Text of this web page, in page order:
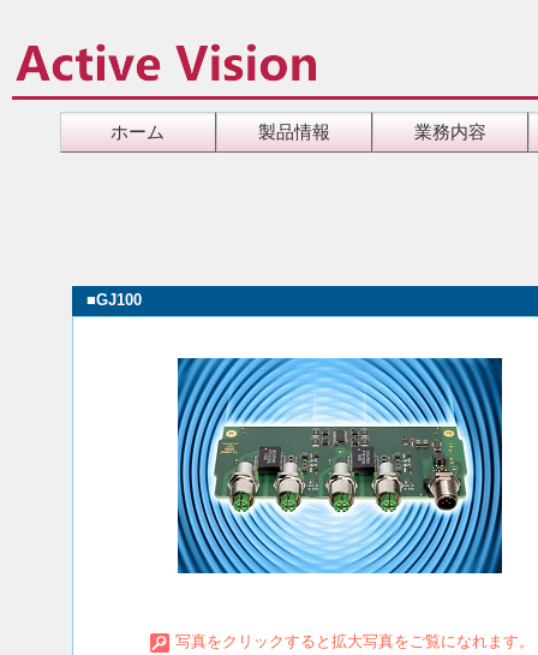
ホーム 製品情報 業務内容
■GJ100
写真をクリックすると拡大写真をご覧になれます。